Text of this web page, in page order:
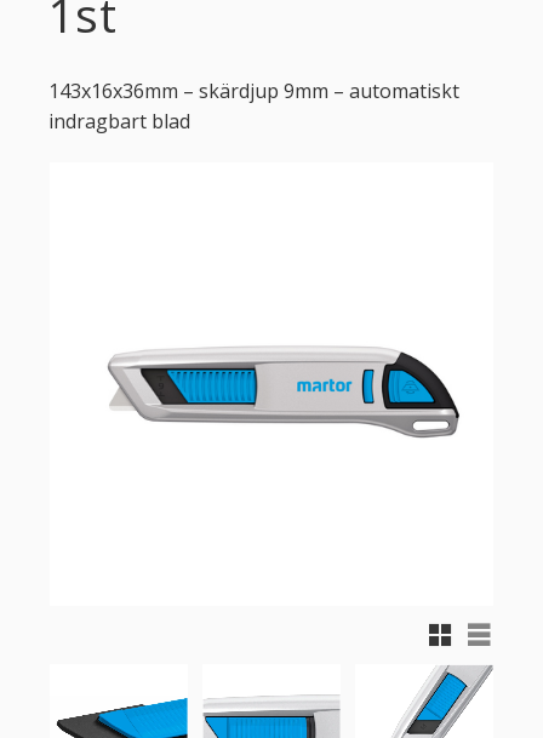
1st
143x16x36mm – skärdjup 9mm – automatiskt
indragbart blad
Rutnätsvy
Listvy